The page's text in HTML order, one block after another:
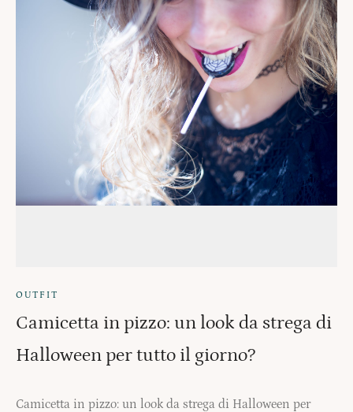
OUTFIT
Camicetta in pizzo: un look da strega di
Halloween per tutto il giorno?
Camicetta in pizzo: un look da strega di Halloween per